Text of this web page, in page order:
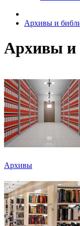
Архивы и
Архивы и
Архивы